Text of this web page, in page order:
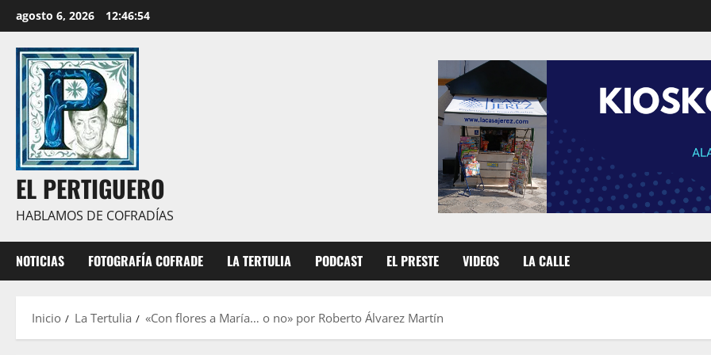
al
contenido
agosto 6, 2026 12:46:55
EL PERTIGUERO
HABLAMOS DE COFRADÍAS
NOTICIAS FOTOGRAFÍA COFRADE LA TERTULIA PODCAST EL PRESTE VIDEOS LA CALLE
Inicio La Tertulia «Con flores a María… o no» por Roberto Álvarez Martín